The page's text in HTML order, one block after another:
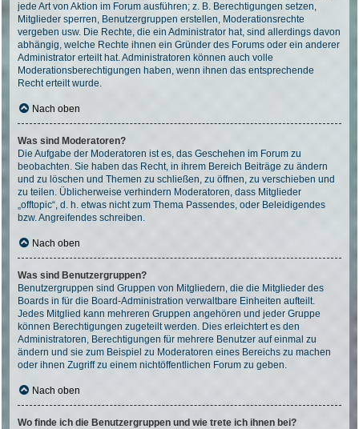
jede Art von Aktion im Forum ausführen; z. B. Berechtigungen setzen,
Mitglieder sperren, Benutzergruppen erstellen, Moderationsrechte
vergeben usw. Die Rechte, die ein Administrator hat, sind allerdings davon
abhängig, welche Rechte ihnen ein Gründer des Forums oder ein anderer
Administrator erteilt hat. Administratoren können auch volle
Moderationsberechtigungen haben, wenn ihnen das entsprechende
Recht erteilt wurde.
Nach oben
Was sind Moderatoren?
Die Aufgabe der Moderatoren ist es, das Geschehen im Forum zu
beobachten. Sie haben das Recht, in ihrem Bereich Beiträge zu ändern
und zu löschen und Themen zu schließen, zu öffnen, zu verschieben und
zu teilen. Üblicherweise verhindern Moderatoren, dass Mitglieder
„offtopic“, d. h. etwas nicht zum Thema Passendes, oder Beleidigendes
bzw. Angreifendes schreiben.
Nach oben
Was sind Benutzergruppen?
Benutzergruppen sind Gruppen von Mitgliedern, die die Mitglieder des
Boards in für die Board-Administration verwaltbare Einheiten aufteilt.
Jedes Mitglied kann mehreren Gruppen angehören und jeder Gruppe
können Berechtigungen zugeteilt werden. Dies erleichtert es den
Administratoren, Berechtigungen für mehrere Benutzer auf einmal zu
ändern und sie zum Beispiel zu Moderatoren eines Bereichs zu machen
oder ihnen Zugriff zu einem nichtöffentlichen Forum zu geben.
Nach oben
Wo finde ich die Benutzergruppen und wie trete ich ihnen bei?